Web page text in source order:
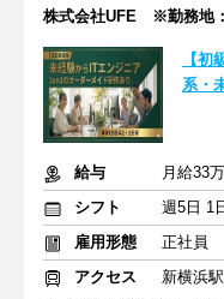
株式会社UFE ※勤務地
【
系・
給与
月給33
シフト
週5日 1
雇用形態
正社員
アクセス
新横浜駅